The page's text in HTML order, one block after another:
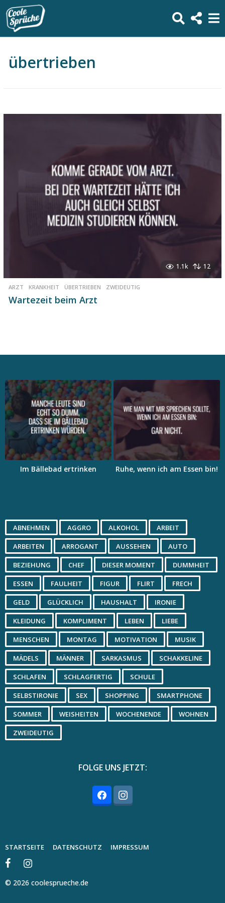
übertrieben
1.1k 12
ARZT ,KRANKHEIT ,ÜBERTRIEBEN ,ZWEIDEUTIG
Wartezeit beim Arzt
Im Bällebad ertrinken Ruhe, wenn ich am Essen bin!
ABNEHMEN AGGRO ALKOHOL ARBEIT
ARBEITEN ARROGANT AUSSEHEN AUTO
BEZIEHUNG CHEF DIESER MOMENT DUMMHEIT
ESSEN FAULHEIT FIGUR FLIRT FRECH
GELD GLÜCKLICH HAUSHALT IRONIE
KLEIDUNG KOMPLIMENT LEBEN LIEBE
MENSCHEN MONTAG MOTIVATION MUSIK
MÄDELS MÄNNER SARKASMUS SCHAKKELINE
SCHLAFEN SCHLAGFERTIG SCHULE
SELBSTIRONIE SEX SHOPPING SMARTPHONE
SOMMER WEISHEITEN WOCHENENDE WOHNEN
ZWEIDEUTIG
FOLGE UNS JETZT:
STARTSEITE DATENSCHUTZ IMPRESSUM
© 2026 coolesprueche.de